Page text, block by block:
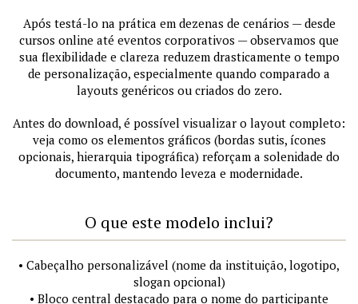
Após testá-lo na prática em dezenas de cenários — desde
cursos online até eventos corporativos — observamos que
sua flexibilidade e clareza reduzem drasticamente o tempo
de personalização, especialmente quando comparado a
layouts genéricos ou criados do zero.
Antes do download, é possível visualizar o layout completo:
veja como os elementos gráficos (bordas sutis, ícones
opcionais, hierarquia tipográfica) reforçam a solenidade do
documento, mantendo leveza e modernidade.
O que este modelo inclui?
• Cabeçalho personalizável (nome da instituição, logotipo,
slogan opcional)
• Bloco central destacado para o nome do participante